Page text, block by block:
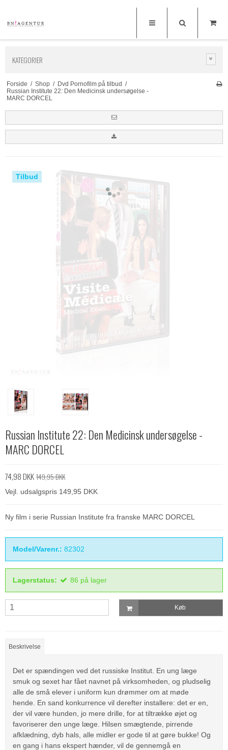
KATEGORIER
Forside / Shop / Dvd Pornofilm på tilbud /
Russian Institute 22: Den Medicinsk undersøgelse -
MARC DORCEL
Tilbud
Russian Institute 22: Den Medicinsk undersøgelse -
MARC DORCEL
74,98 DKK149,95 DKK
Vejl. udsalgspris 149,95 DKK
Ny film i serie Russian Institute fra franske MARC DORCEL
Model/Varenr.: 82302
Lagerstatus: 86 på lager
Køb
Beskrivelse
Det er spændingen ved det russiske Institut. En ung læge
smuk og sexet har fået navnet på virksomheden, og pludselig
alle de små elever i uniform kun drømmer om at møde
hende. En sand konkurrence vil derefter installere: det er en,
der vil være hunden, jo mere drille, for at tiltrække øjet og
favoriserer den unge læge. Hilsen smægtende, pirrende
afklædning, dyb hals, alle midler er gode til at gøre bukke! Og
en gang i hans ekspert hænder, vil de gennemgå en